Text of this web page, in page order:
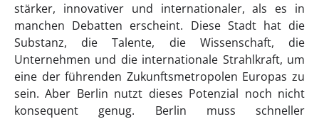
stärker, innovativer und internationaler, als es in
manchen Debatten erscheint. Diese Stadt hat die
Substanz, die Talente, die Wissenschaft, die
Unternehmen und die internationale Strahlkraft, um
eine der führenden Zukunftsmetropolen Europas zu
sein. Aber Berlin nutzt dieses Potenzial noch nicht
konsequent genug. Berlin muss schneller